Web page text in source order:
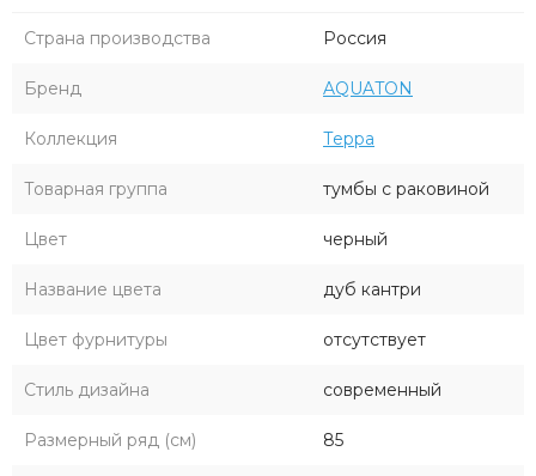
Страна производства Россия
Бренд AQUATON
Коллекция Терра
Товарная группа тумбы с раковиной
Цвет черный
Название цвета дуб кантри
Цвет фурнитуры отсутствует
Стиль дизайна современный
Размерный ряд (см) 85